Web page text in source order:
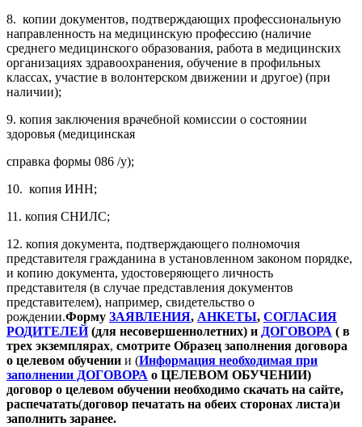
8. копии документов, подтверждающих профессиональную
направленность на медицинскую профессию (наличие
среднего медицинского образования, работа в медицинских
организациях здравоохранения, обучение в профильных
классах, участие в волонтерском движении и другое) (при
наличии);
9. копия заключения врачебной комиссии о состоянии
здоровья (медицинская
справка формы 086 /у);
10. копия ИНН;
11. копия СНИЛС;
12. копия документа, подтверждающего полномочия
представителя гражданина в установленном законом порядке,
и копию документа, удостоверяющего личность
представителя (в случае представления документов
представителем), например, свидетельство о
рождении.Форму ЗАЯВЛЕНИЯ, АНКЕТЫ, СОГЛАСИЯ
РОДИТЕЛЕЙ(для несовершеннолетних) и ДОГОВОРА ( в
трех экземплярах, смотрите Образец заполнения договора
о целевом обучении и (Информация необходимая при
заполнении ДОГОВОРА о ЦЕЛЕВОМ ОБУЧЕНИИ)
договор о целевом обучении необходимо скачать на сайте,
распечатать(договор печатать на обеих сторонах листа)и
заполнить заранее.